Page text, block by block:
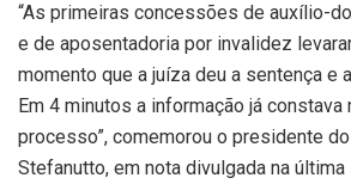
“As primeiras concessões de auxílio-
e de aposentadoria por invalidez
momento que a juíza deu a sentença e
Em 4 minutos a informação já constava
processo”, comemorou o presidente
Stefanutto, em nota divulgada na